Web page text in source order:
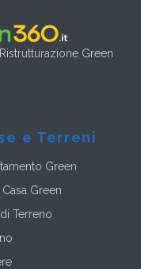
Green
e Terreni
Green
Green
Terreno